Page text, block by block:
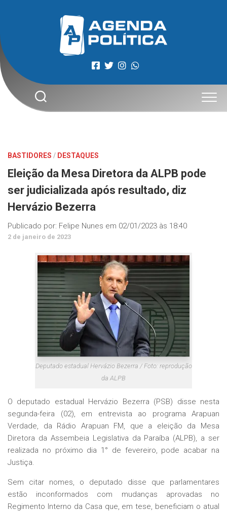
BASTIDORES / DESTAQUES
Eleição da Mesa Diretora da ALPB pode
ser judicializada após resultado, diz
Hervázio Bezerra
Publicado por: Felipe Nunes em 02/01/2023 às 18:40
2 de janeiro de 2023
Deputado estadual Hervázio Bezerra / Foto: reprodução
da ALPB
O deputado estadual Hervázio Bezerra (PSB) disse nesta
segunda-feira (02), em entrevista ao programa Arapuan
Verdade, da Rádio Arapuan FM, que a eleição da Mesa
Diretora da Assembeia Legislativa da Paraíba (ALPB), a ser
realizada no próximo dia 1° de fevereiro, pode acabar na
Justiça.
Sem citar nomes, o deputado disse que parlamentares
estão inconformados com mudanças aprovadas no
Regimento Interno da Casa que, em tese, beneficiam o atual